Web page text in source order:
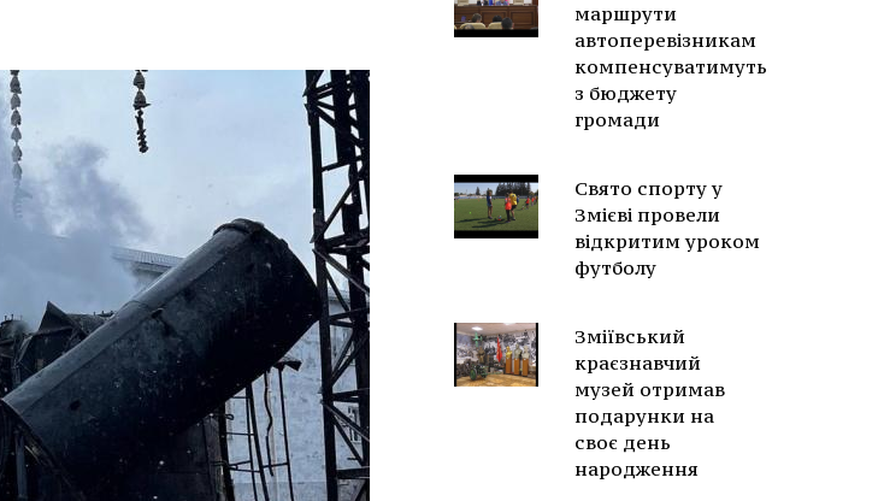
маршрути
автоперевізникам
компенсуватимуть
з бюджету
громади
Свято спорту у
Змієві провели
відкритим уроком
футболу
Зміївський
краєзнавчий
музей отримав
подарунки на
своє день
народження